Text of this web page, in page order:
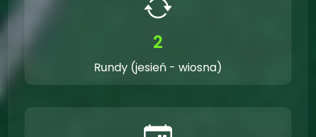
2
Rundy (jesień - wiosna)